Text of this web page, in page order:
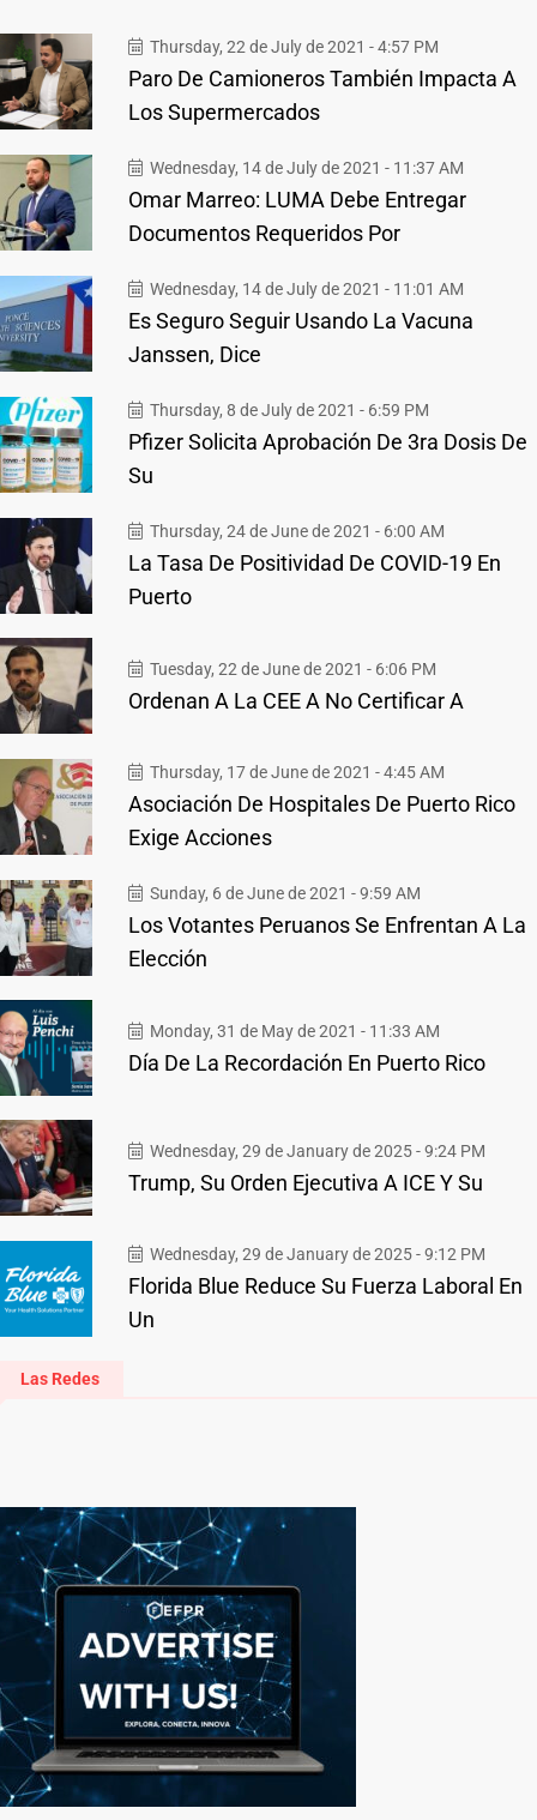
Thursday, 22 de July de 2021 - 4:57 PM
Paro De Camioneros También Impacta A
Los Supermercados
Wednesday, 14 de July de 2021 - 11:37 AM
Omar Marreo: LUMA Debe Entregar
Documentos Requeridos Por
Wednesday, 14 de July de 2021 - 11:01 AM
Es Seguro Seguir Usando La Vacuna
Janssen, Dice
Thursday, 8 de July de 2021 - 6:59 PM
Pfizer Solicita Aprobación De 3ra Dosis De
Su
Thursday, 24 de June de 2021 - 6:00 AM
La Tasa De Positividad De COVID-19 En
Puerto
Tuesday, 22 de June de 2021 - 6:06 PM
Ordenan A La CEE A No Certificar A
Thursday, 17 de June de 2021 - 4:45 AM
Asociación De Hospitales De Puerto Rico
Exige Acciones
Sunday, 6 de June de 2021 - 9:59 AM
Los Votantes Peruanos Se Enfrentan A La
Elección
Monday, 31 de May de 2021 - 11:33 AM
Día De La Recordación En Puerto Rico
Wednesday, 29 de January de 2025 - 9:24 PM
Trump, Su Orden Ejecutiva A ICE Y Su
Wednesday, 29 de January de 2025 - 9:12 PM
Florida Blue Reduce Su Fuerza Laboral En
Un
Las Redes